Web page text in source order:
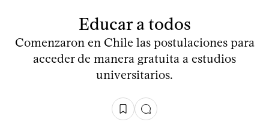
Educar a todos
Comenzaron en Chile las postulaciones para
acceder de manera gratuita a estudios
universitarios.